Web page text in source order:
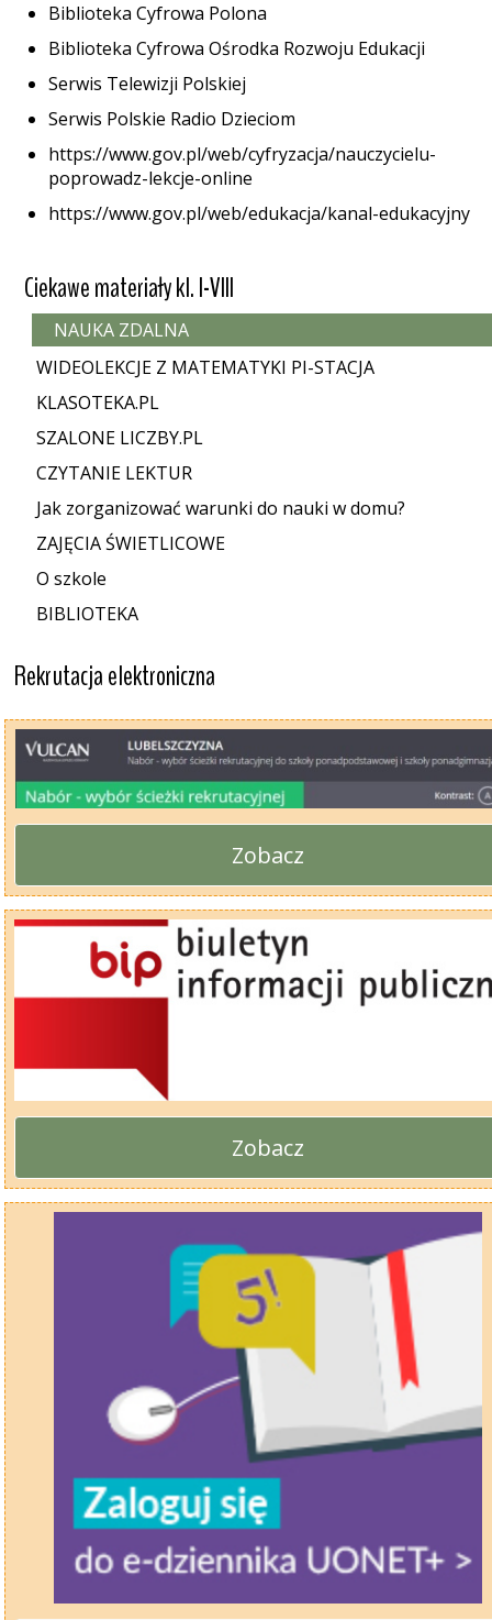
Biblioteka Cyfrowa Polona
Biblioteka Cyfrowa Ośrodka Rozwoju Edukacji
Serwis Telewizji Polskiej
Serwis Polskie Radio Dzieciom
https://www.gov.pl/web/cyfryzacja/nauczycielu-
poprowadz-lekcje-online
https://www.gov.pl/web/edukacja/kanal-edukacyjny
Ciekawe materiały kl. I-VIII
NAUKA ZDALNA
WIDEOLEKCJE Z MATEMATYKI PI-STACJA
KLASOTEKA.PL
SZALONE LICZBY.PL
CZYTANIE LEKTUR
Jak zorganizować warunki do nauki w domu?
ZAJĘCIA ŚWIETLICOWE
O szkole
BIBLIOTEKA
Rekrutacja elektroniczna
Zobacz
Zobacz